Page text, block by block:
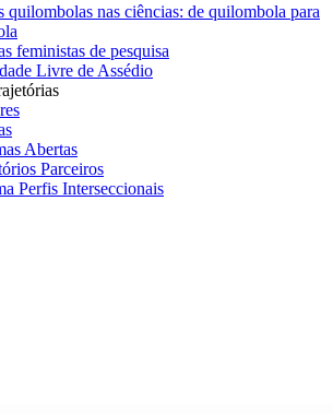
quilombolas nas ciências: de quilombola para
feministas de pesquisa
Livre de Assédio
Abertas
Parceiros
Perfis Interseccionais